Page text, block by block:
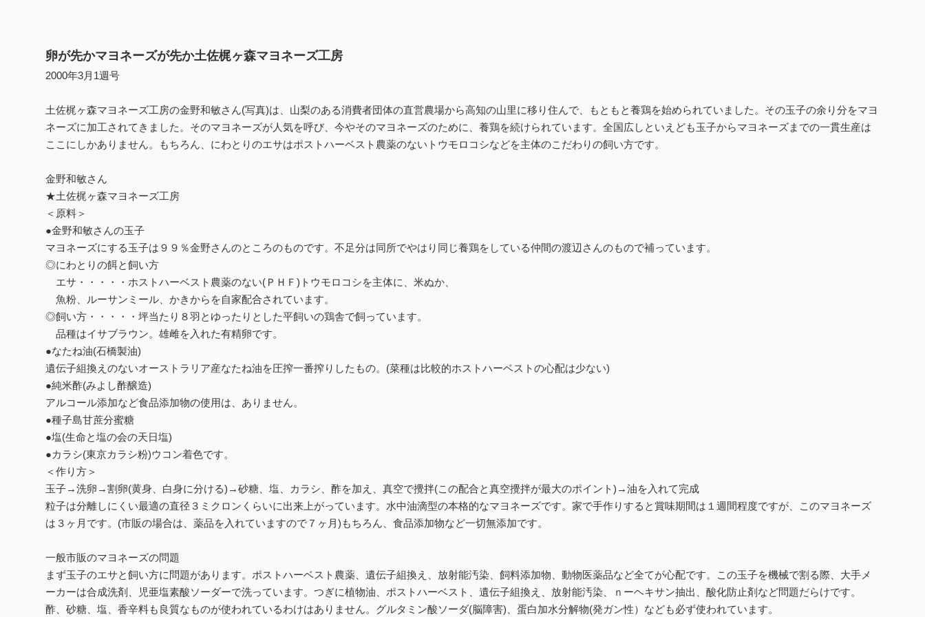
卵が先かマヨネーズが先か土佐梶ヶ森マヨネーズ工房
2000年3月1週号
土佐梶ヶ森マヨネーズ工房の金野和敏さん(写真)は、山梨のある消費者団体の直営農場から高知の山里に移り住んで、もともと養鶏を始められていました。その玉子の余り分をマヨ
ネーズに加工されてきました。そのマヨネーズが人気を呼び、今やそのマヨネーズのために、養鶏を続けられています。全国広しといえども玉子からマヨネーズまでの一貫生産は
ここにしかありません。もちろん、にわとりのエサはポストハーベスト農薬のないトウモロコシなどを主体のこだわりの飼い方です。
金野和敏さん
★土佐梶ヶ森マヨネーズ工房
＜原料＞
●金野和敏さんの玉子
マヨネーズにする玉子は９９％金野さんのところのものです。不足分は同所でやはり同じ養鶏をしている仲間の渡辺さんのもので補っています。
◎にわとりの餌と飼い方
エサ・・・・・ホストハーベスト農薬のない(ＰＨＦ)トウモロコシを主体に、米ぬか、
魚粉、ルーサンミール、かきからを自家配合されています。
◎飼い方・・・・・坪当たり８羽とゆったりとした平飼いの鶏舎で飼っています。
品種はイサブラウン。雄雌を入れた有精卵です。
●なたね油(石橋製油)
遺伝子組換えのないオーストラリア産なたね油を圧搾一番搾りしたもの。(菜種は比較的ホストハーベストの心配は少ない)
●純米酢(みよし酢醸造)
アルコール添加など食品添加物の使用は、ありません。
●種子島甘蔗分蜜糖
●塩(生命と塩の会の天日塩)
●カラシ(東京カラシ粉)ウコン着色です。
＜作り方＞
玉子→洗卵→割卵(黄身、白身に分ける)→砂糖、塩、カラシ、酢を加え、真空で攪拌(この配合と真空攪拌が最大のポイント)→油を入れて完成
粒子は分離しにくい最適の直径３ミクロンくらいに出来上がっています。水中油滴型の本格的なマヨネーズです。家で手作りすると賞味期間は１週間程度ですが、このマヨネーズ
は３ヶ月です。(市販の場合は、薬品を入れていますので７ヶ月)もちろん、食品添加物など一切無添加です。
一般市販のマヨネーズの問題
まず玉子のエサと飼い方に問題があります。ポストハーベスト農薬、遺伝子組換え、放射能汚染、飼料添加物、動物医薬品など全てが心配です。この玉子を機械で割る際、大手メ
ーカーは合成洗剤、児亜塩素酸ソーダーで洗っています。つぎに植物油、ポストハーベスト、遺伝子組換え、放射能汚染、ｎーヘキサン抽出、酸化防止剤など問題だらけです。
酢、砂糖、塩、香辛料も良質なものが使われているわけはありません。グルタミン酸ソーダ(脳障害)、蛋白加水分解物(発ガン性）なども必ず使われています。